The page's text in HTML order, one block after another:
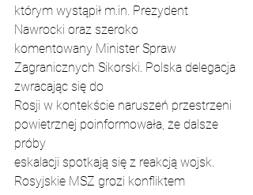
którym wystąpił m.in. Prezydent
Nawrocki oraz szeroko
komentowany Minister Spraw
Zagranicznych Sikorski. Polska delegacja
zwracając się do
Rosji w kontekście naruszeń przestrzeni
powietrznej poinformowała, że dalsze
próby
eskalacji spotkają się z reakcją wojsk.
Rosyjskie MSZ grozi konfliktem